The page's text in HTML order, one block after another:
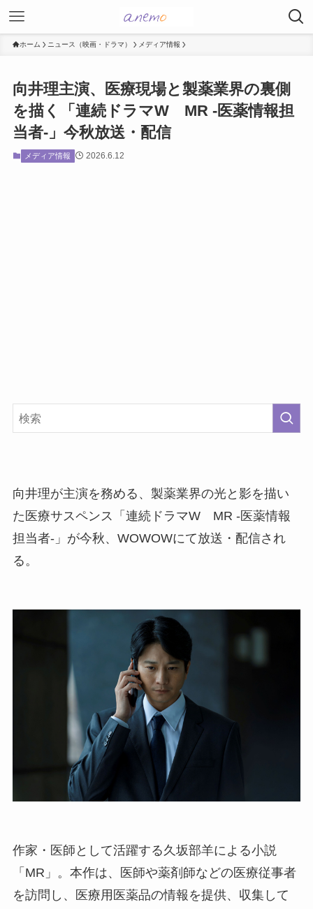
ホーム ニュース（映画・ドラマ） メディア情報
向井理主演、医療現場と製薬業界の裏側
を描く「連続ドラマW MR -医薬情報担
当者-」今秋放送・配信
メディア情報 2026.6.12
向井理が主演を務める、製薬業界の光と影を描い
た医療サスペンス「連続ドラマW MR -医薬情報
担当者-」が今秋、WOWOWにて放送・配信され
る。
作家・医師として活躍する久坂部羊による小説
「MR」。本作は、医師や薬剤師などの医療従事者
を訪問し、医療用医薬品の情報を提供、収集して